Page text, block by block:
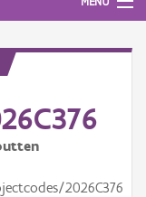
2026C376